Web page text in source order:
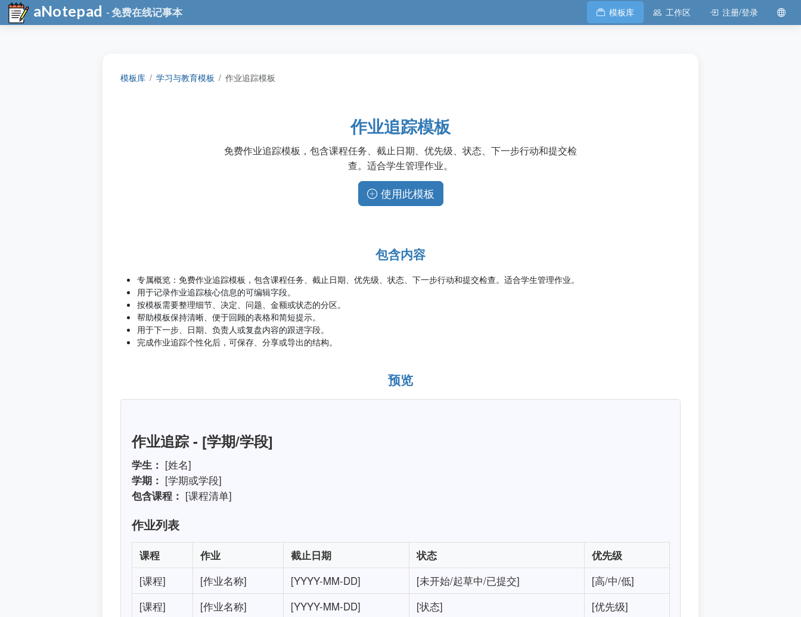
aNotepad - 免费在线记事本 模板库 工作区 注册/登录
模板库 学习与教育模板 作业追踪模板
作业追踪模板
免费作业追踪模板，包含课程任务、截止日期、优先级、状态、下一步行动和提交检
查。适合学生管理作业。
使用此模板
包含内容
专属概览：免费作业追踪模板，包含课程任务、截止日期、优先级、状态、下一步行动和提交检查。适合学生管理作业。
用于记录作业追踪核心信息的可编辑字段。
按模板需要整理细节、决定、问题、金额或状态的分区。
帮助模板保持清晰、便于回顾的表格和简短提示。
用于下一步、日期、负责人或复盘内容的跟进字段。
完成作业追踪个性化后，可保存、分享或导出的结构。
预览
作业追踪 - [学期/学段]
学生： [姓名]
学期： [学期或学段]
包含课程： [课程清单]
作业列表
课程 作业 截止日期 状态
优先级
[课程]
[作业名称] [YYYY-MM-DD] [未开始/起草中/已提交]
[高/中/低]
[课程]
[作业名称] [YYYY-MM-DD] [状态]
[优先级]